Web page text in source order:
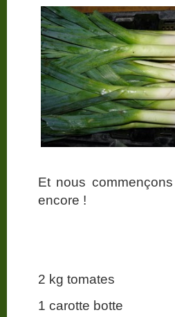
Et nous
encore !
2 kg tomates
1 carotte botte